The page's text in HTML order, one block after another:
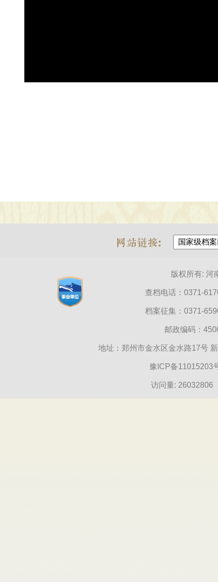
版权所有: 河
查档电话：0371-
档案征集：0371-
邮政编码：
地址：郑州市金水区金水路17号
豫ICP备11015203
访问量: 26032806